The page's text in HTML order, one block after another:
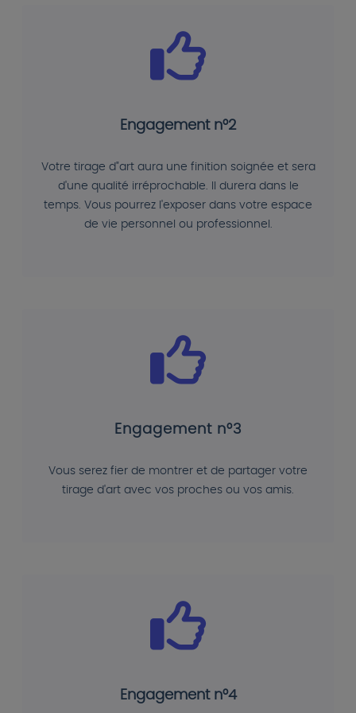
Engagement n°2
Votre tirage d"art aura une finition soignée et sera
d'une qualité irréprochable. Il durera dans le
temps. Vous pourrez l'exposer dans votre espace
de vie personnel ou professionnel.
Engagement n°3
Vous serez fier de montrer et de partager votre
tirage d'art avec vos proches ou vos amis.
Engagement n°4